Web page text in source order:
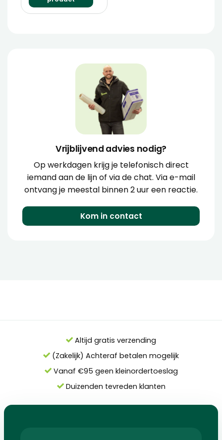
Vrijblijvend advies nodig?
Op werkdagen krijg je telefonisch direct
iemand aan de lijn of via de chat. Via e-mail
ontvang je meestal binnen 2 uur een reactie.
Kom in contact
Altijd gratis verzending
(Zakelijk) Achteraf betalen mogelijk
Vanaf €95 geen kleinordertoeslag
Duizenden tevreden klanten